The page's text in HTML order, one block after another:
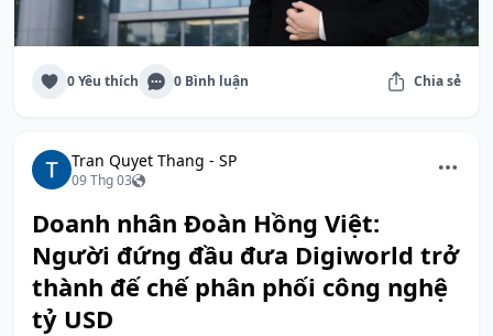
0 Yêu thích 0 Bình luận Chia sẻ
Tran Quyet Thang - SP
09 Thg 03
Doanh nhân Đoàn Hồng Việt:
Người đứng đầu đưa Digiworld trở
thành đế chế phân phối công nghệ
tỷ USD